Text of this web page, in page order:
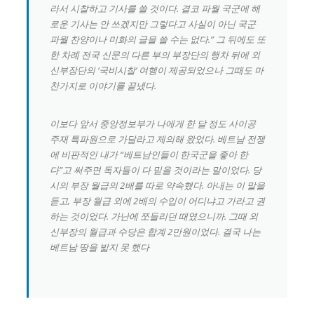
라서 시찰하고 기사를 쓸 것이다. 결코 파월 국군에 해
로운 기사는 안 쓰겠지만 그렇다고 사실이 아닌 국군
파월 찬양이나 미화의 글을 쓸 수는 없다.” 그 뒤에도 또
한 차례 전국 신문의 다른 부의 부장단의 행차 뒤에 외
신부장단의 ‘국비시찰’ 여행이 제공되었으나 그때도 마
찬가지로 이야기를 끝냈다.
이보다 앞서 중앙정보부가 나에게 한 달 정도 사이공
주재 특파원으로 가달라고 제의해 왔었다. 베트남 전쟁
에 비판적인 내가 “베트남인들이 한국군을 좋아 한
다”고 써주면 독자들이 다 믿을 것이라는 말이었다. 당
시의 부장 월급의 2배를 따로 약속했다. 아내는 이 말을
듣고, 부장 월급 외에 2배의 수입이 어디냐고 가라고 권
하는 것이었다. 가난에 쪼들리던 때였으니까. 그때 외
신부장의 월급과 수당은 합계 2만원이었다. 결국 나는
베트남 땅을 밟지 못 했다